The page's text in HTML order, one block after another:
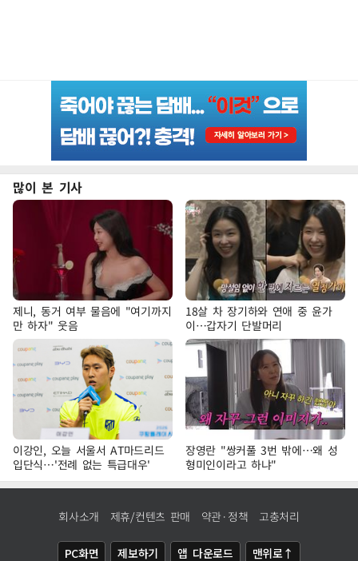
많이 본 기사
제니, 동거 여부 물음에 "여기까지
만 하자" 웃음
18살 차 장기하와 연애 중 윤가
이…갑자기 단발머리
이강인, 오늘 서울서 AT마드리드
입단식…'전례 없는 특급대우'
장영란 "쌍커풀 3번 밖에…왜 성
형미인이라고 하냐"
회사소개 제휴/컨텐츠 판매 약관·정책 고충처리
PC화면 제보하기 앱 다운로드 맨위로↑